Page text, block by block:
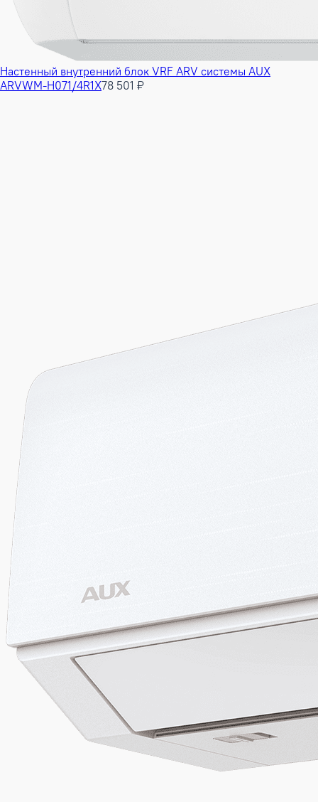
Настенный внутренний блок VRF ARV системы AUX
ARVWM-H071/4R1X78 501 ₽